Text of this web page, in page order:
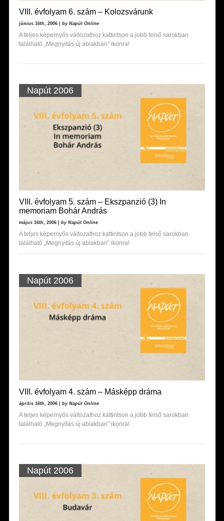
VIII. évfolyam 6. szám – Kolozsvárunk
június 16th, 2006 | by Napút Online
A teljes képernyős változathoz kattintson a jobb felső sarokban
található „Megnyitás új ablakban” ikonra!
Napút 2006
VIII. évfolyam 5. szám – Ekszpanzió (3) In
memoriam Bohár András
május 16th, 2006 | by Napút Online
A teljes képernyős változathoz kattintson a jobb felső sarokban
található „Megnyitás új ablakban” ikonra!
Napút 2006
VIII. évfolyam 4. szám – Másképp dráma
április 16th, 2006 | by Napút Online
A teljes képernyős változathoz kattintson a jobb felső sarokban
található „Megnyitás új ablakban” ikonra!
Napút 2006